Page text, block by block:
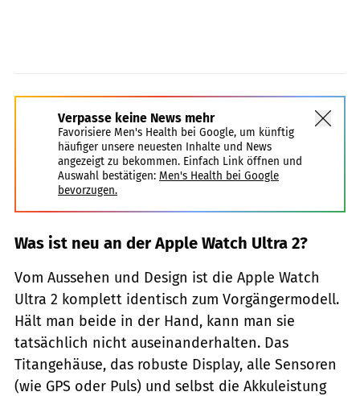
Verpasse keine News mehr
Favorisiere Men's Health bei Google, um künftig
häufiger unsere neuesten Inhalte und News
angezeigt zu bekommen. Einfach Link öffnen und
Auswahl bestätigen: Men's Health bei Google
bevorzugen.
Was ist neu an der Apple Watch Ultra 2?
Vom Aussehen und Design ist die Apple Watch
Ultra 2 komplett identisch zum Vorgängermodell.
Hält man beide in der Hand, kann man sie
tatsächlich nicht auseinanderhalten. Das
Titangehäuse, das robuste Display, alle Sensoren
(wie GPS oder Puls) und selbst die Akkuleistung